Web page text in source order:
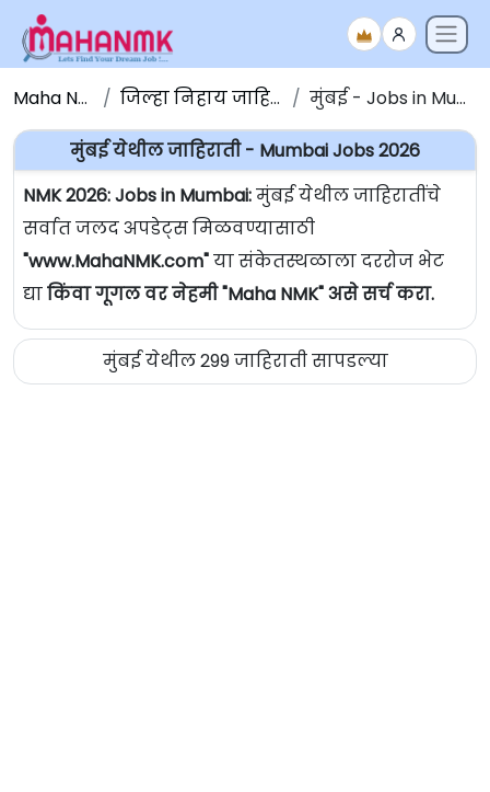
Maha NMK जिल्हा निहाय जाहिराती मुंबई - Jobs in Mumbai
मुंबई येथील जाहिराती - Mumbai Jobs 2026
NMK 2026: Jobs in Mumbai:मुंबई येथील जाहिरातींचे
सर्वात जलद अपडेट्स मिळवण्यासाठी
"www.MahaNMK.com"या संकेतस्थळाला दररोज भेट
द्याकिंवा गूगल वर नेहमी "Maha NMK" असे सर्च करा.
मुंबई येथील 299 जाहिराती सापडल्या